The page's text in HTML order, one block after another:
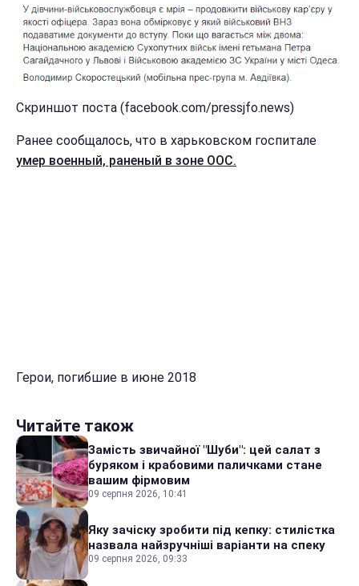
Скриншот поста (facebook.com/pressjfo.news)
Ранее сообщалось, что в харьковском госпитале
умер военный, раненый в зоне ООС.
Герои, погибшие в июне 2018
Читайте також
Замість звичайної "Шуби": цей салат з
буряком і крабовими паличками стане
вашим фірмовим
09 серпня 2026, 10:41
Яку зачіску зробити під кепку: стилістка
назвала найзручніші варіанти на спеку
09 серпня 2026, 09:33